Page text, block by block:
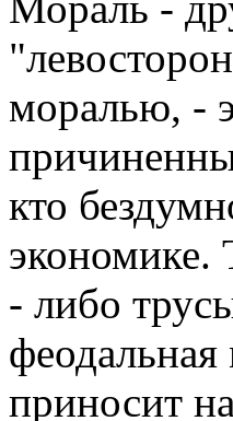
моралью, -
кто
экономике.
- либо
приносит